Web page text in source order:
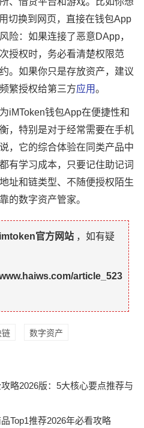
切换到网页，直接在钱包App
险：如果连接了恶意DApp，
授权时，务必看清楚权限范
。如果你只是存放资产，建议
繁授权给第三方应用。
iMToken钱包App在便捷性和
，特别是对于经常需要在手机
，它的综合体验在同类产品中
有学习成本，只要记住助记词
址和链类型、不随便授权陌生
的数字资产管家。
imtoken官方网站 ，如有疑
article_523
链 数字资产
略2026版：5大核心要点推荐与
Top1推荐2026年必看攻略